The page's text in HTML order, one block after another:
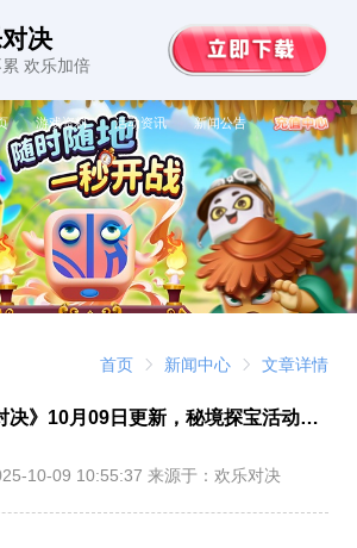
决
欢乐加倍
游戏资料 活动资讯 新闻公告
首页 新闻中心 文章详情
更新公告|《欢乐对决》10月09日更新，秘境探宝活动开启！
10-09 10:55:37 来源于：欢乐对决